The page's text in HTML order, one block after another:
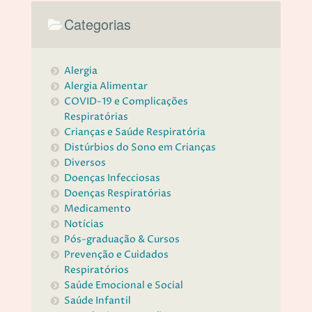
Categorias
Alergia
Alergia Alimentar
COVID-19 e Complicações
Respiratórias
Crianças e Saúde Respiratória
Distúrbios do Sono em Crianças
Diversos
Doenças Infecciosas
Doenças Respiratórias
Medicamento
Notícias
Pós-graduação & Cursos
Prevenção e Cuidados
Respiratórios
Saúde Emocional e Social
Saúde Infantil